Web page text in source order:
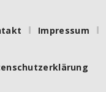
Impressum